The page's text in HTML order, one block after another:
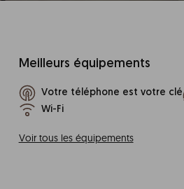
Meilleurs équipements
Votre téléphone est votre clé
Wi-Fi
Voir tous les équipements